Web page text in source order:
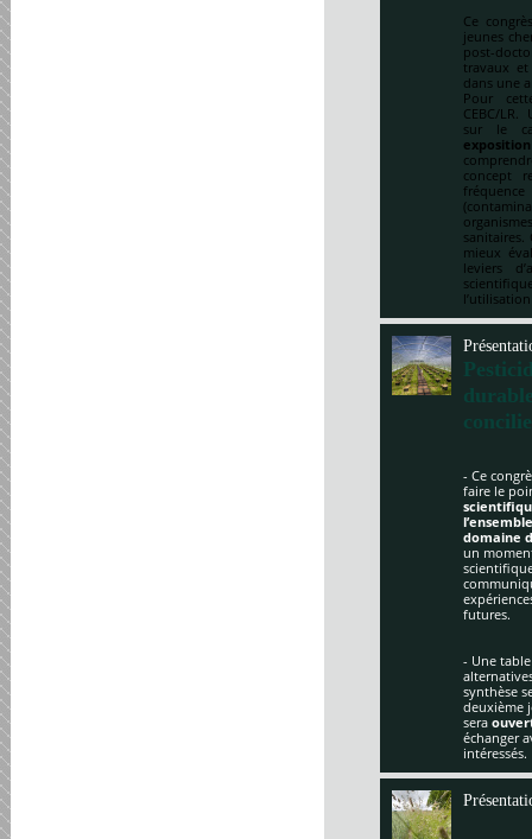
Ce
jeunes
post-
travaux
dans une
Pour
CEBC/
sur le
concept
sanitaires.
mieux
leviers
- Ce
faire le
domaine
un
futures.
- Une
synthèse
deuxième
sera
échanger
intéressés.